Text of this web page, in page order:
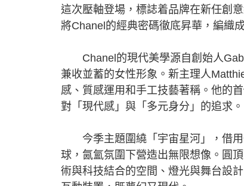
這次壓軸登場，標誌着品牌在新任創
將Chanel的經典密碼徹底昇華，編織
Chanel的現代美學源自創始人
兼收並蓄的女性形象。新主理人
感、質感運用和手工技藝著稱。他的
對「現代感」與「多元身分」的追求。
今季主題圍繞「宇宙星河」，借用
球，氤氳氛圍下營造出無限想像。圓
術與科技結合的空間、燈光與舞台設